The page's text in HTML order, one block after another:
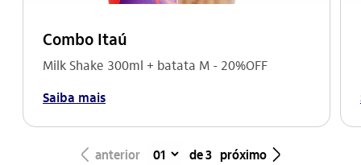
Combo Itaú
Milk Shake 300ml + batata M - 20%OFF
Saiba mais
seta_esquerda anterior de 3 próximo seta_direita